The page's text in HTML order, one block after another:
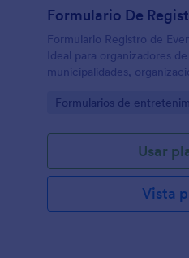
Formulario Registro de
Ideal para organizadores
municipalidades,
senderismo
Go to Category:
Formularios de
Usar
Vista